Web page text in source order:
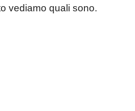
vediamo quali sono.